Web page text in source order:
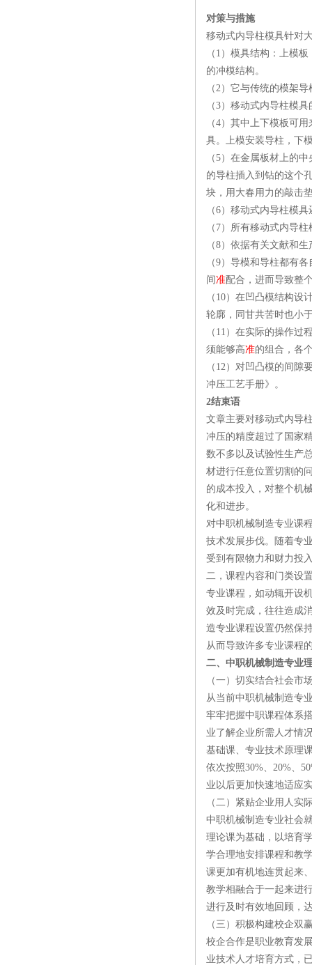
对策与措施
移动式内导柱模具针对
（1）模具结构：上模
的冲模结构。
（2）它与传统的模架
（3）移动式内导柱模
（4）其中上下模板可
具。上模安装导柱，下
（5）在金属板材上的
的导柱插入到钻的这个
块，用大春用力的敲击
（6）移动式内导柱模
（7）所有移动式内导
（8）依据有关文献和
（9）导模和导柱都有
间准配合，进而导致整
（10）在凹凸模结构
轮廓，同甘共苦时也小
（11）在实际的操作
须能够高准的组合，各
（12）对凹凸模的间
冲压工艺手册》。
2结束语
文章主要对移动式内导
冲压的精度超过了国家
数不多以及试验性生产
材进行任意位置切割的
的成本投入，对整个机
化和进步。
对中职机械制造专业课
技术发展步伐。随着专
受到有限物力和财力投
二，课程内容和门类设
专业课程，如动辄开设
效及时完成，往往造成
造专业课程设置仍然保
从而导致许多专业课程
二、中职机械制造专业
（一）切实结合社会市
从当前中职机械制造专
牢牢把握中职课程体系
业了解企业所需人才情
基础课、专业技术原理
依次按照30%、20%、
业以后更加快速地适应
（二）紧贴企业用人实
中职机械制造专业社会
理论课为基础，以培育
学合理地安排课程和教
课更加有机地连贯起来
教学相融合于一起来进
进行及时有效地回顾，
（三）积极构建校企双
校企合作是职业教育发
业技术人才培育方式，